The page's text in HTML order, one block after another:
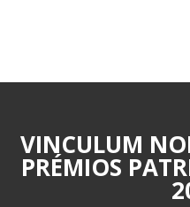
VINCULUM
PRÉMIOS